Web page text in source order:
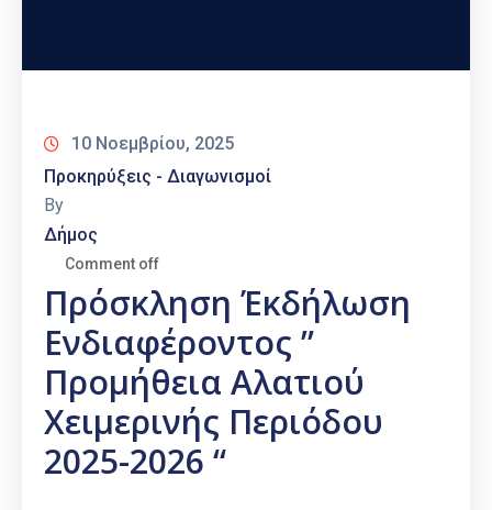
10 Νοεμβρίου, 2025
Προκηρύξεις - Διαγωνισμοί
By
Δήμος
Comment off
Πρόσκληση Έκδήλωση
Ενδιαφέροντος ”
Προμήθεια Αλατιού
Χειμερινής Περιόδου
2025-2026 “